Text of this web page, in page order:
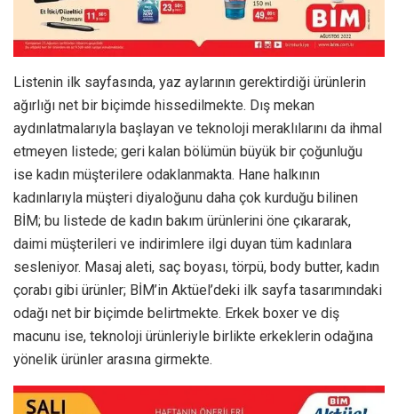
Listenin ilk sayfasında, yaz aylarının gerektirdiği ürünlerin
ağırlığı net bir biçimde hissedilmekte. Dış mekan
aydınlatmalarıyla başlayan ve teknoloji meraklılarını da ihmal
etmeyen listede; geri kalan bölümün büyük bir çoğunluğu
ise kadın müşterilere odaklanmakta. Hane halkının
kadınlarıyla müşteri diyaloğunu daha çok kurduğu bilinen
BİM; bu listede de kadın bakım ürünlerini öne çıkararak,
daimi müşterileri ve indirimlere ilgi duyan tüm kadınlara
sesleniyor. Masaj aleti, saç boyası, törpü, body butter, kadın
çorabı gibi ürünler; BİM’in Aktüel’deki ilk sayfa tasarımındaki
odağı net bir biçimde belirtmekte. Erkek boxer ve diş
macunu ise, teknoloji ürünleriyle birlikte erkeklerin odağına
yönelik ürünler arasına girmekte.